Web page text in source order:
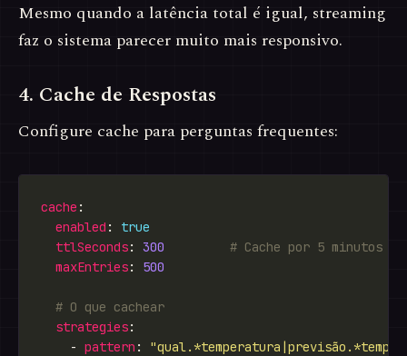
Mesmo quando a latência total é igual, streaming
faz o sistema parecer muito mais responsivo.
4. Cache de Respostas
Configure cache para perguntas frequentes:
cache
enabled : true
ttlSeconds: 300
# Cache por 5 minutos
maxEntries: 500
# O que cachear
strategies
    -
pattern :